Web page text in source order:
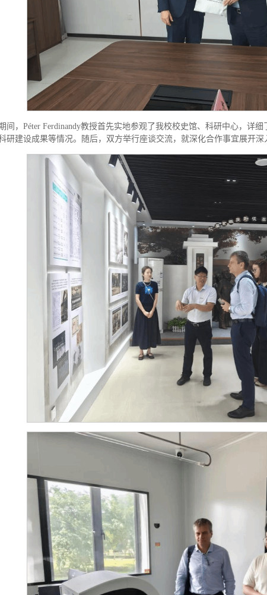
间，Péter Ferdinandy教授首先实地参观了我校校史馆、科研中心，详
研建设成果等情况。随后，双方举行座谈交流，就深化合作事宜展开深